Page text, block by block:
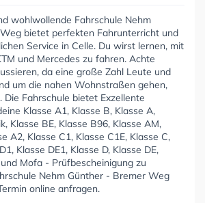
wohlwollende Fahrschule Nehm
bietet perfekten Fahrunterricht und
Service in Celle. Du wirst lernen, mit
und Mercedes zu fahren. Achte
da eine große Zahl Leute und
um die nahen Wohnstraßen gehen,
Fahrschule bietet Exzellente
Klasse A1, Klasse B, Klasse A,
Klasse BE, Klasse B96, Klasse AM,
A2, Klasse C1, Klasse C1E, Klasse C,
Klasse DE1, Klasse D, Klasse DE,
Mofa - Prüfbescheinigung zu
Nehm Günther - Bremer Weg
online anfragen.